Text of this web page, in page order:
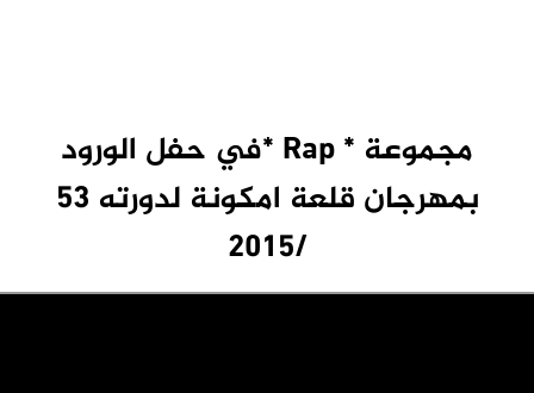
مجموعة * Rap *في حفل الورود
بمهرجان قلعة امكونة لدورته 53
/2015